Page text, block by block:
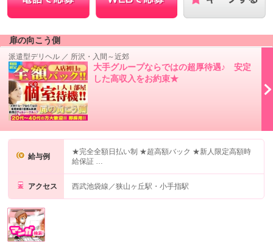
扉の向こう側
派遣型デリヘル ／ 所沢・入間～近郊
大手グループならではの超厚待遇♪ 安定
した高収入をお約束★
給与例
★完全全額日払い制 ★超高額バック ★新人限定高額時
給保証 …
アクセス 西武池袋線／狭山ヶ丘駅・小手指駅